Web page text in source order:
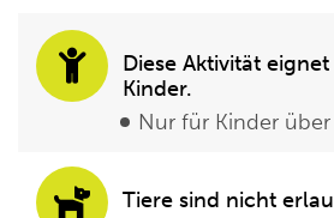
Diese Aktivität
Kinder.
Nur für Kinder über
Tiere sind nicht